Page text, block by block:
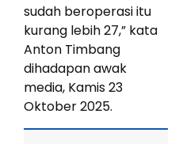
sudah beroperasi itu
kurang lebih 27,” kata
Anton Timbang
dihadapan awak
media, Kamis 23
Oktober 2025.